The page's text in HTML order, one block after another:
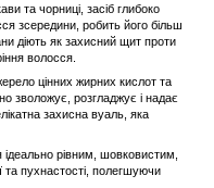
та чорниці, засіб глибоко
зсередини, робить його більш
діють як захисний щит проти
волосся.
цінних жирних кислот та
зволожує, розгладжує і надає
захисна вуаль, яка
рівним, шовковистим,
та пухнастості, полегшуючи